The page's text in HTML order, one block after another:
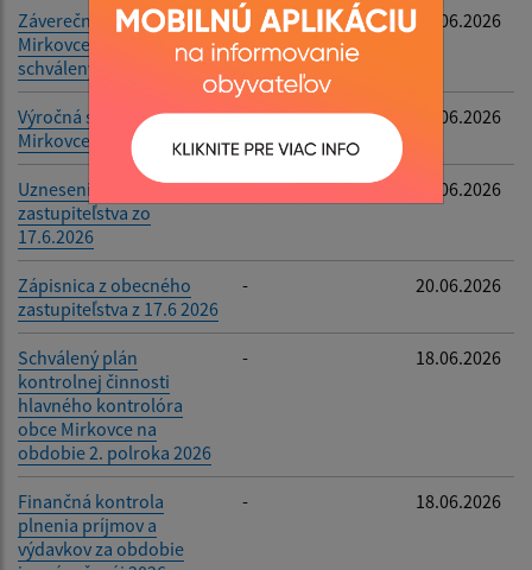
Záverečný účet obce
Mirkovce za rok 2025 -
schválený
- 29.06.2026
Výročná správa obce
Mirkovce za rok 2025
- 29.06.2026
Uznesenia z obecného
zastupiteľstva zo
17.6.2026
- 20.06.2026
Zápisnica z obecného
zastupiteľstva z 17.6 2026
- 20.06.2026
Schválený plán
kontrolnej činnosti
hlavného kontrolóra
obce Mirkovce na
obdobie 2. polroka 2026
- 18.06.2026
Finančná kontrola
plnenia príjmov a
výdavkov za obdobie
- 18.06.2026